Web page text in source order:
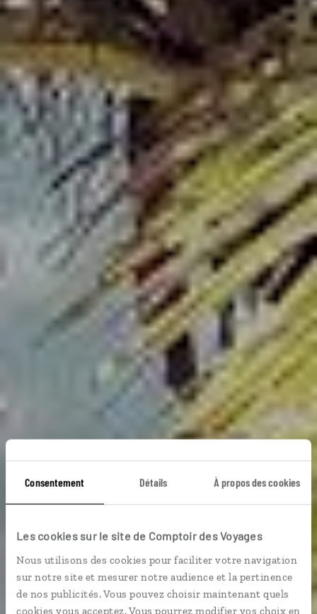
Consentement Détails À propos des cookies
Les cookies sur le site de Comptoir des Voyages
Nous utilisons des cookies pour faciliter votre navigation
sur notre site et mesurer notre audience et la pertinence
de nos publicités. Vous pouvez choisir maintenant quels
cookies vous acceptez. Vous pourrez modifier vos choix en
Plages